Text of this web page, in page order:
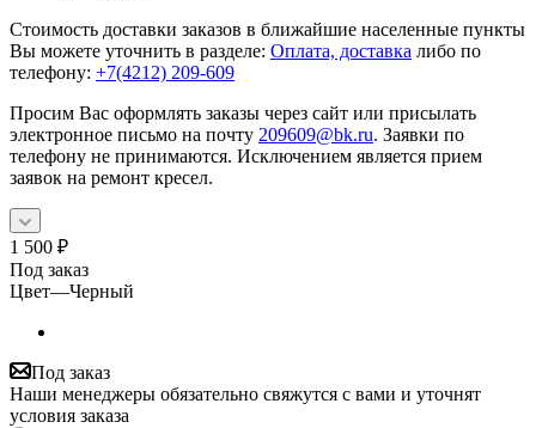
Стоимость доставки заказов в ближайшие населенные пункты
Вы можете уточнить в разделе: Оплата, доставка либо по
телефону: +7(4212) 209-609
Просим Вас оформлять заказы через сайт или присылать
электронное письмо на почту 209609@bk.ru. Заявки по
телефону не принимаются. Исключением является прием
заявок на ремонт кресел.
1 500 ₽
Под заказ
Цвет—Черный
Под заказ
Наши менеджеры обязательно свяжутся с вами и уточнят
условия заказа